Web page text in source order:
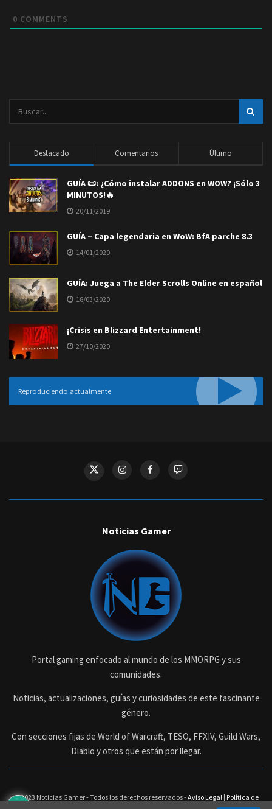
0 COMMENTS
Destacado Comentarios Último
GUÍA 📜: ¿Cómo instalar ADDONS en WOW? ¡Sólo 3
MINUTOS!🔥
20/11/2019
GUÍA – Capa legendaria en WoW: BfA parche 8.3
14/01/2020
GUÍA: Juega a The Elder Scrolls Online en español
18/03/2020
¡Crisis en Blizzard Entertainment!
27/10/2020
Reproduciendo actualmente
Noticias Gamer
Portal gaming enfocado al mundo de los MMORPG y sus
comunidades.
Noticias, actualizaciones, guías y curiosidades de este fascinante
género.
Con secciones fijas de World of Warcraft, TESO, FFXIV, Guild Wars,
Diablo y otros que están por llegar.
© 2023 Noticias Gamer - Todos los derechos reservados -Aviso Legal | Política de